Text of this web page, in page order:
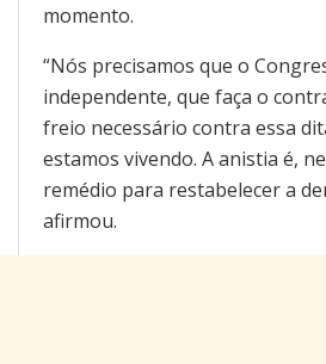
momento.
“Nós precisamos que o
independente, que faça o
freio necessário contra essa
estamos vivendo. A anistia é,
remédio para restabelecer a
afirmou.